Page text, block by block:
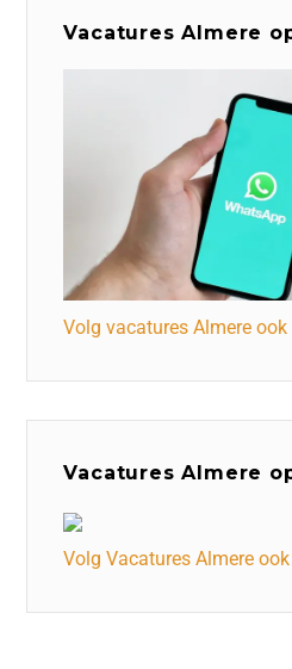
Vacatures Almere
Volg vacatures Almere
Vacatures Almere
Volg Vacatures Almere